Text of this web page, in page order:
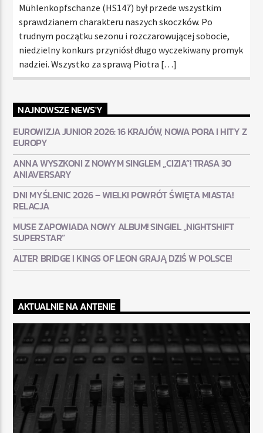
Mühlenkopfschanze (HS147) był przede wszystkim
sprawdzianem charakteru naszych skoczków. Po
trudnym początku sezonu i rozczarowującej sobocie,
niedzielny konkurs przyniósł długo wyczekiwany promyk
nadziei. Wszystko za sprawą Piotra […]
NAJNOWSZE NEWS'Y
EUROWIZJA JUNIOR 2026: 16 KRAJÓW, NOWA PORA I HITY Z
EUROPY
ANNA WYSZKONI Z NOWYM SINGLEM „CIZIA”! TRASA 30
ANIAVERSARY
DNI MYŚLENIC 2026 – WIELKI POWRÓT ŚWIĘTA MIASTA!
RELACJA
MUSE ZAPOWIADA NOWY ALBUM! SINGIEL „NIGHTSHIFT
SUPERSTAR”
ALTER BRIDGE I KINGS OF LEON GRAJĄ DZIŚ W POLSCE!
AKTUALNIE NA ANTENIE